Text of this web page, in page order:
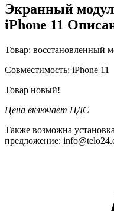
Экранный
iPhone 11
Товар: восстановленный
Совместимость: iPhone 11
Товар новый!
Цена включает НДС
Также возможна
предложение: